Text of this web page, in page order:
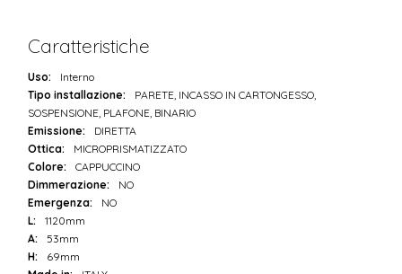
Caratteristiche
Uso:
Interno
Tipo installazione:
PARETE, INCASSO IN CARTONGESSO,
SOSPENSIONE, PLAFONE, BINARIO
Emissione:
DIRETTA
Ottica:
MICROPRISMATIZZATO
Colore:
CAPPUCCINO
Dimmerazione:
NO
Emergenza:
NO
L:
1120mm
A:
53mm
H:
69mm